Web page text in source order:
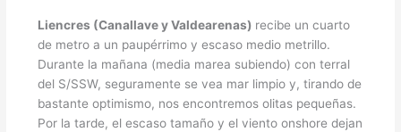
Liencres (Canallave y Valdearenas) recibe un cuarto
de metro a un paupérrimo y escaso medio metrillo.
Durante la mañana (media marea subiendo) con terral
del S/SSW, seguramente se vea mar limpio y, tirando de
bastante optimismo, nos encontremos olitas pequeñas.
Por la tarde, el escaso tamaño y el viento onshore dejan